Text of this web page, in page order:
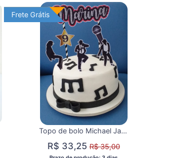
Frete Grátis
Frete Grátis
Topo de bolo Michael Jackson
R$ 33,25R$ 35,00